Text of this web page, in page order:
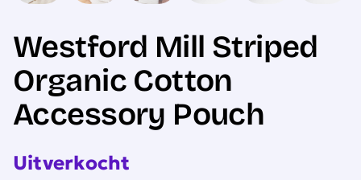
Westford Mill Striped
Organic Cotton
Accessory Pouch
Uitverkocht